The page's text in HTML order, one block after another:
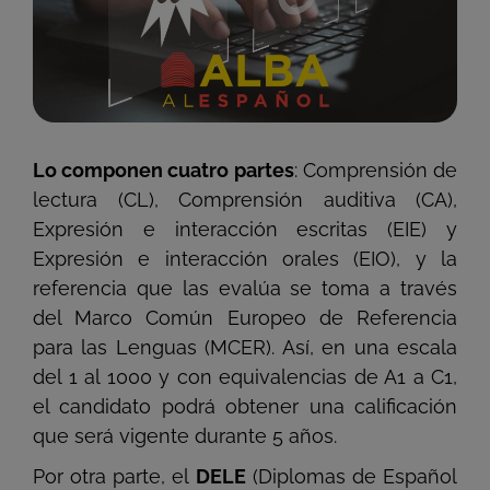
Lo componen cuatro partes: Comprensión de
lectura (CL), Comprensión auditiva (CA),
Expresión e interacción escritas (EIE) y
Expresión e interacción orales (EIO), y la
referencia que las evalúa se toma a través
del Marco Común Europeo de Referencia
para las Lenguas (MCER). Así, en una escala
del 1 al 1000 y con equivalencias de A1 a C1,
el candidato podrá obtener una calificación
que será vigente durante 5 años.
Por otra parte, el DELE(Diplomas de Español